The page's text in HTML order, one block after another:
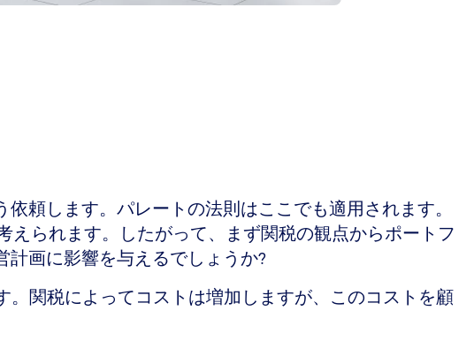
頼します。パレートの法則はここでも適用されます。
えられます。したがって、まず関税の観点からポートフ
計画に影響を与えるでしょうか?
。関税によってコストは増加しますが、このコストを顧